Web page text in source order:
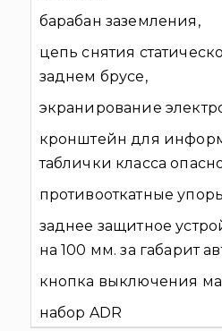
барабан заземления,
цепь снятия
заднем брусе,
экранирование
кронштейн для
таблички класса
противооткатные
заднее защитное
на 100 мм. за габарит
кнопка выключения
набор ADR